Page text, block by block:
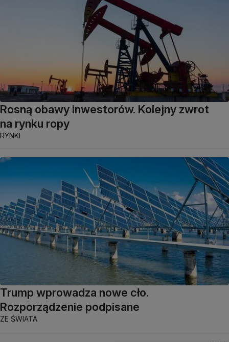
Rosną obawy inwestorów. Kolejny zwrot
na rynku ropy
RYNKI
Trump wprowadza nowe cło.
Rozporządzenie podpisane
ZE ŚWIATA